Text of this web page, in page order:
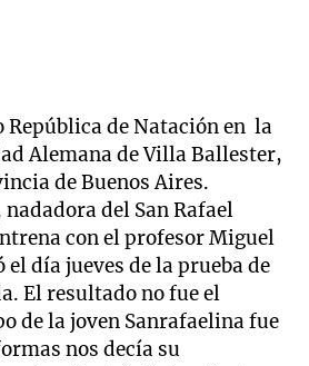
República de Natación en la
Alemana de Villa Ballester,
de Buenos Aires.
del San Rafael
con el profesor Miguel
día jueves de la prueba de
El resultado no fue el
de la joven Sanrafaelina fue
nos decía su